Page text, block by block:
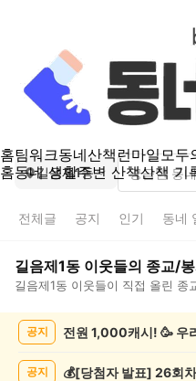
홈팀워크동네산책런마일모두
홈동네 생활주변 산책산책 기
길음제1동
전체글 공지 인기 동네
길음제1동 이웃들의 종교/
길음제1동 이웃들이 직접 올린 종
공지 전원 1,000캐시! 🥳 우
공지